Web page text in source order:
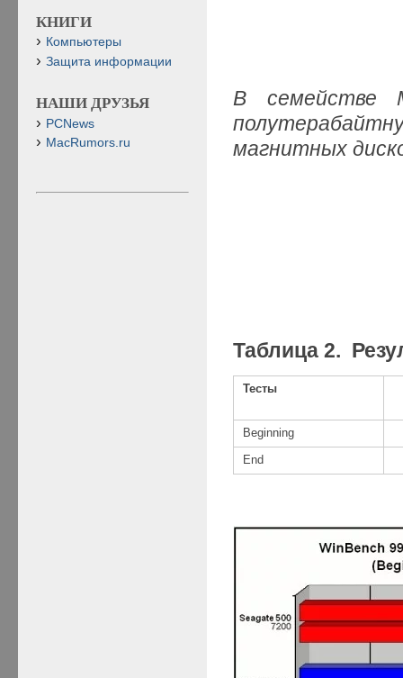
В семействе
магнитных
Таблица 2.
Тесты
Beginning
End
КНИГИ
Компьютеры
Защита информации
НАШИ ДРУЗЬЯ
PCNews
MacRumors.ru